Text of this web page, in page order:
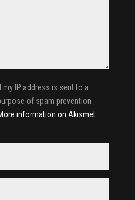
my IP address is sent to a
of spam prevention
information on Akismet